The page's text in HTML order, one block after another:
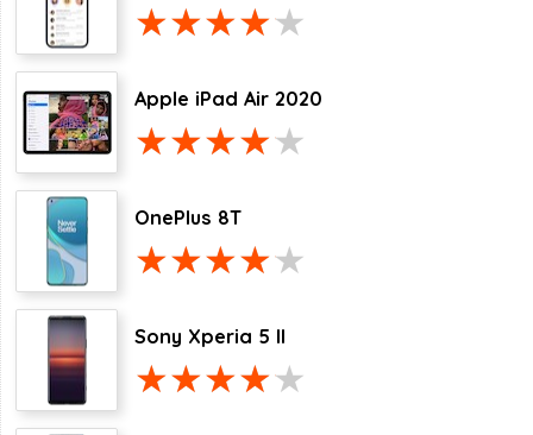
Apple iPad Air 2020
OnePlus 8T
Sony Xperia 5 II